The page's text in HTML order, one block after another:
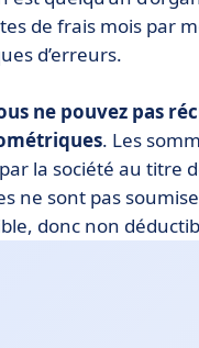
de frais mois par
d’erreurs.
ne pouvez pas
. Les
par la société au titre
ne sont pas
donc non